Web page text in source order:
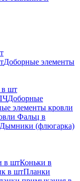
Доборные элементы
в шт
Доборные
элементы кровли
Фальц в
Дымники (флюгарка)
в штКоньки в
в штПланки